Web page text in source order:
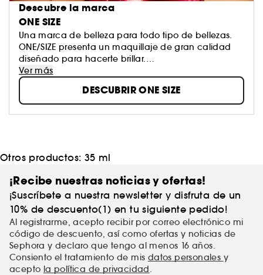
Descubre la marca
ONE SIZE
Una marca de belleza para todo tipo de bellezas.
ONE/SIZE presenta un maquillaje de gran calidad
diseñado para hacerte brillar.
Redefinimos los códigos de la belleza celebrando
las voces únicas y creando un universo en el que
hay cabida para todo el mundo.
Únete a nuestro movimiento y exprésate de forma
libre, atrevida e inclusiva.
Ver más
DESCUBRIR ONE SIZE
Otros productos: 35 ml
¡Recibe nuestras noticias y ofertas!
¡Suscríbete a nuestra newsletter y disfruta de un
10% de descuento(1) en tu siguiente pedido!
Al registrarme, acepto recibir por correo electrónico mi
código de descuento, así como ofertas y noticias de
Sephora y declaro que tengo al menos 16 años.
Consiento el tratamiento de mis datos personales y
acepto la política de privacidad